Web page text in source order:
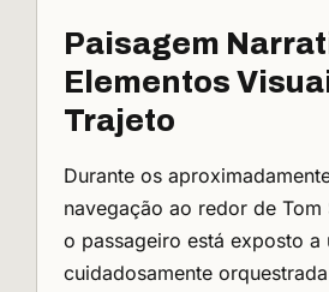
Paisagem
Elementos
Trajeto
Durante os
navegação ao redor de Tom
o passageiro está exposto a
cuidadosamente